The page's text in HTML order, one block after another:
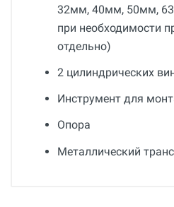
32мм, 40мм, 50мм,
при необходимости
отдельно)
2 цилиндрических
Инструмент для
Опора
Металлический